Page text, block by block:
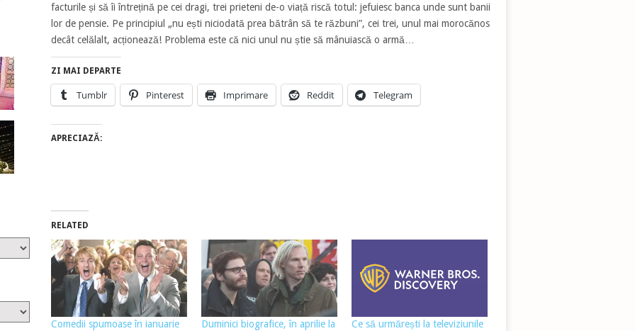
facturile și să îi întrețină pe cei dragi, trei prieteni de-o viață riscă totul: jefuiesc banca unde sunt banii
lor de pensie. Pe principiul „nu ești niciodată prea bătrân să te răzbuni”, cei trei, unul mai morocănos
decât celălalt, acționează! Problema este că nici unul nu știe să mânuiască o armă…
ZI MAI DEPARTE
Tumblr Pinterest Imprimare Reddit Telegram
APRECIAZĂ:
RELATED
Comedii spumoase în ianuarie
Duminici biografice, în aprilie la
Ce să urmărești la televiziunile